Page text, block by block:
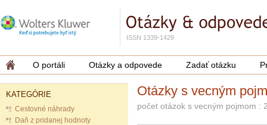
ISSN 1339-1429
O portáli Otázky a odpovede Zadať otázku
KATEGÓRIE
Cestovné náhrady
Daň z pridanej hodnoty
Otázky s vecným
počet otázok s vecným pojmom :